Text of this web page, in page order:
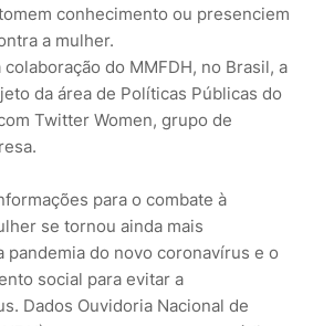
conhecimento ou presenciem
a mulher.
do MMFDH, no Brasil, a
da área de Políticas Públicas do
Twitter Women, grupo de
para o combate à
se tornou ainda mais
pandemia do novo coronavírus e o
social para evitar a
Dados Ouvidoria Nacional de